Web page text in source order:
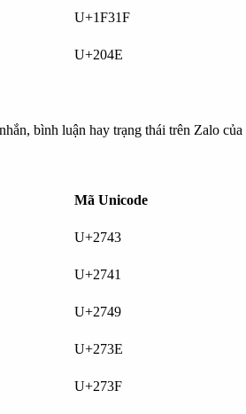
U+1F31F
U+204E
bình luận hay trạng thái trên Zalo
Mã Unicode
U+2743
U+2741
U+2749
U+273E
U+273F